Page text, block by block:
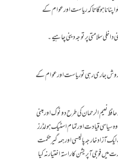
ہوگا تاکہ ریاست اور عوام کے
سلامتی پر توجہ دینی چاہیے۔
روش جاری رہی تو ریاست اور عوام کے
نعیم الرحمان کی طرح دوٹوک اور مبنی
سیاسی قیادت اور تمام اسٹیک ہولڈرز
خارجہ پالیسی اور ہمہ گیر حکمت
فوجی آپریشن کا راستہ اختیار نہ کیا